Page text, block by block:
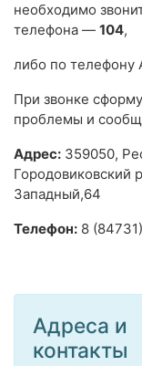
необходимо
телефона — 104,
либо по телефону
При звонке
проблемы и
Адрес: 359050,
Городовиковский
Западный,64
Телефон: 8
Адреса и
контакты